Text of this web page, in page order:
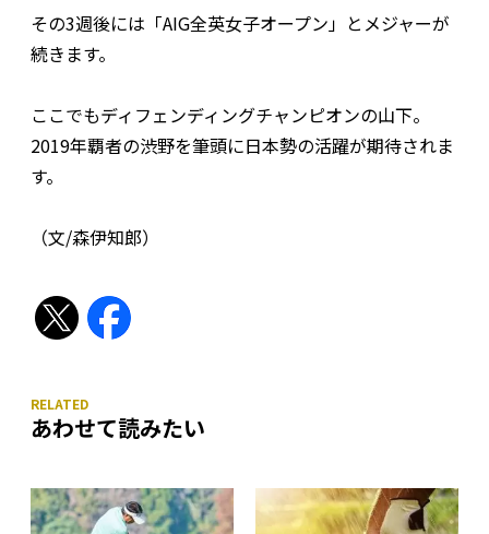
その3週後には「AIG全英女子オープン」とメジャーが
続きます。
ここでもディフェンディングチャンピオンの山下。
2019年覇者の渋野を筆頭に日本勢の活躍が期待されま
す。
（文/森伊知郎）
あわせて読みたい